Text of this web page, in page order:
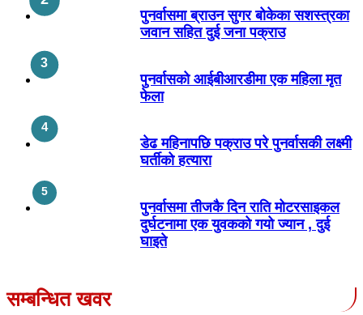
पुनर्वासमा ब्राउन सुगर बोकेका सशस्त्रका
जवान सहित दुई जना पक्राउ
पुनर्वासको आईबीआरडीमा एक महिला मृत
फेला
डेढ महिनापछि पक्राउ परे पुनर्वासकी लक्ष्मी
घर्तीको हत्यारा
पुनर्वासमा तीजकै दिन राति मोटरसाइकल
दुर्घटनामा एक युवकको गयो ज्यान , दुई
घाइते
सम्बन्धित खवर